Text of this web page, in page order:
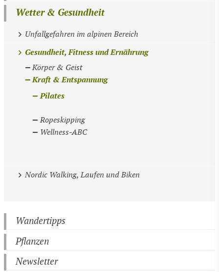
Wetter & Gesundheit
Unfallgefahren im alpinen Bereich
Gesundheit, Fitness und Ernährung
Körper & Geist
Kraft & Entspannung
Pilates
Ropeskipping
Wellness-ABC
Nordic Walking, Laufen und Biken
Wandertipps
Pflanzen
Newsletter